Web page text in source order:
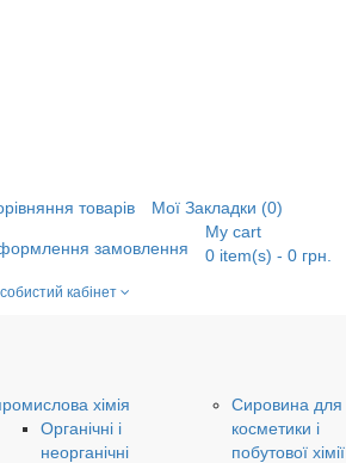
товарів Мої Закладки (0)
замовлення
My cart
0 item(s) - 0 грн.
кабінет
хімія
Органічні і
неорганічні
Сировина для
косметики і
побутової хімії